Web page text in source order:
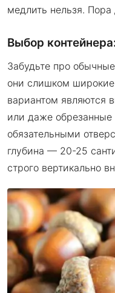
медлить нельзя.
Выбор
Забудьте про
они слишком
вариантом являются
или даже
обязательными
глубина — 20-25
строго вертикально